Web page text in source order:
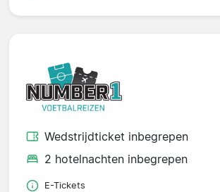
Wedstrijdticket inbegrepen
2 hotelnachten inbegrepen
E-Tickets